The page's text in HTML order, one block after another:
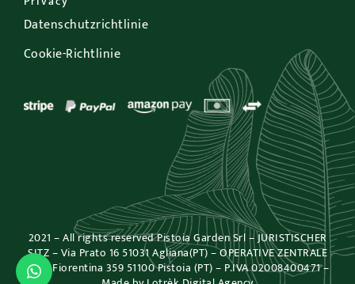
Kaufen
Datenschutzrichtlinie
Cookie-Richtlinie
2021 – All rights reserved Pistoia Garden Srl – JURISTISCHER
SITZ – Via Prato 16 51031 Agliana(PT) – OPERATIVE ZENTRALE
– Via Fiorentina 359 51100 Pistoia (PT) – P.IVA 02008400471 –